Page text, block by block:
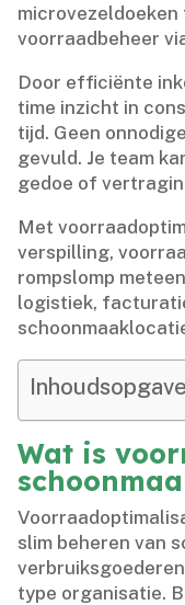
voorraadbeheer
Door efficiënte
time inzicht in
tijd.​ Geen
gevuld.​ Je team
gedoe of
Met
verspilling,
rompslomp
logistiek,
Wat is
slim beheren van
type organisatie.​